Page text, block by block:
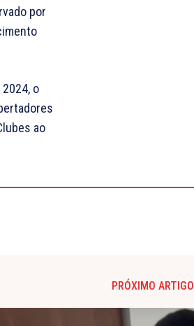
por
o
ao
PRÓXIMO ARTIGO